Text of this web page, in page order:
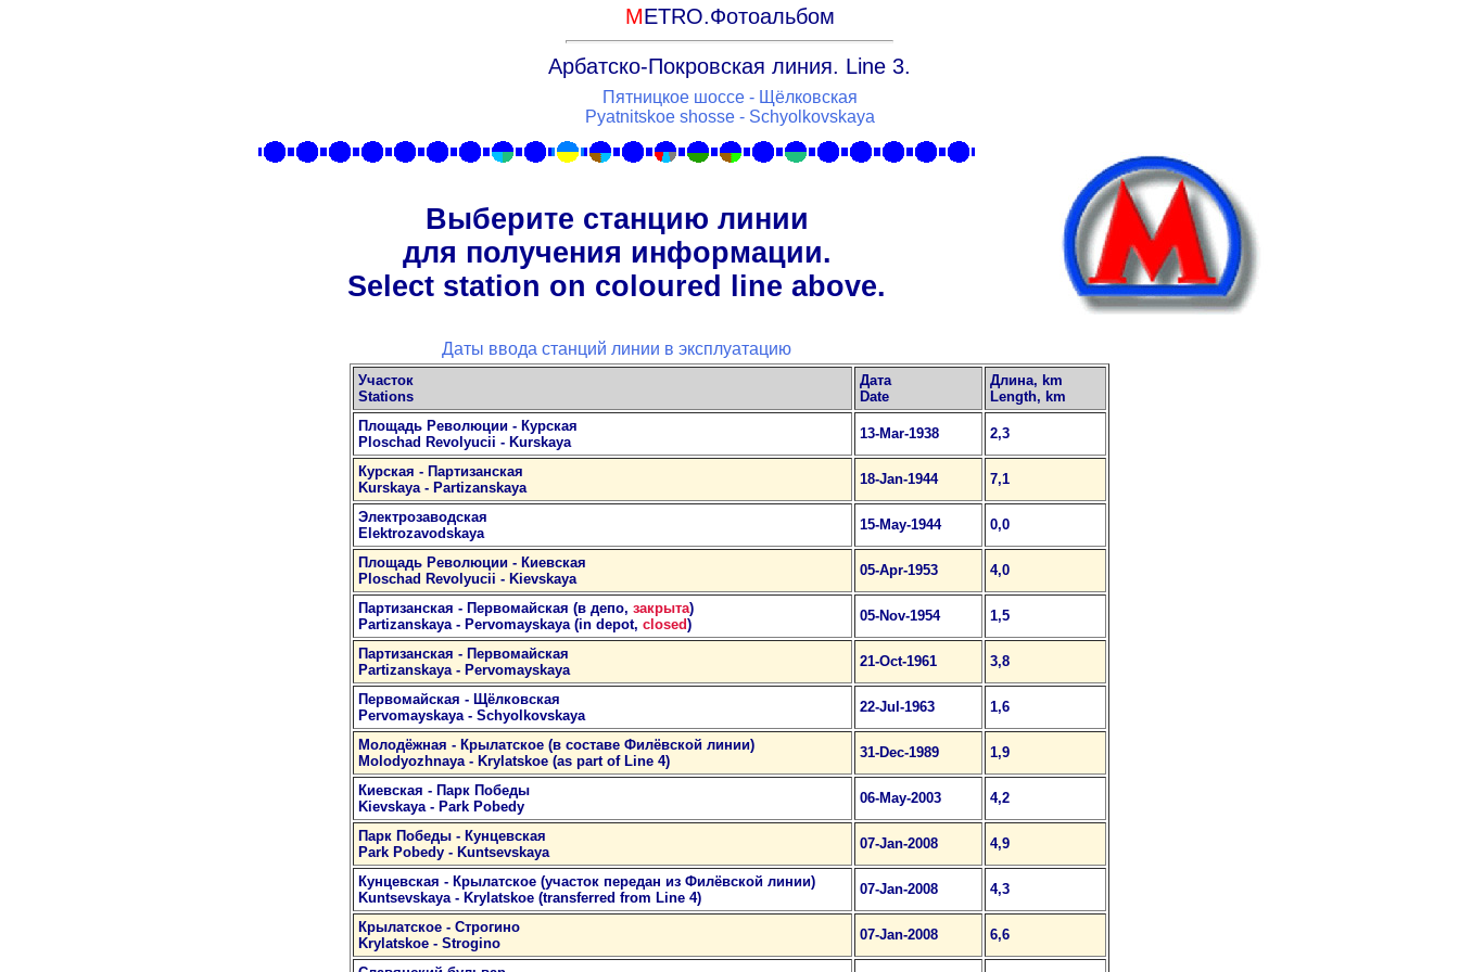
METRO.Фотоальбом
Арбатско-Покровская линия. Line 3.
Пятницкое шоссе - Щёлковская
Pyatnitskoe shosse - Schyolkovskaya
Выберите станцию линии
для получения информации.
Select station on coloured line above.
Даты ввода станций линии в эксплуатацию
Участок
Stations
Дата
Date
Длина, km
Length, km
Площадь Революции - Курская
Ploschad Revolyucii - Kurskaya
13-Mar-1938 2,3
Курская - Партизанская
Kurskaya - Partizanskaya
18-Jan-1944 7,1
Электрозаводская
Elektrozavodskaya
15-May-1944 0,0
Площадь Революции - Киевская
Ploschad Revolyucii - Kievskaya
05-Apr-1953 4,0
Партизанская - Первомайская (в депо, закрыта)
Partizanskaya - Pervomayskaya (in depot, closed)
05-Nov-1954 1,5
Партизанская - Первомайская
Partizanskaya - Pervomayskaya
21-Oct-1961 3,8
Первомайская - Щёлковская
Pervomayskaya - Schyolkovskaya
22-Jul-1963 1,6
Молодёжная - Крылатское (в составе Филёвской линии)
Molodyozhnaya - Krylatskoe (as part of Line 4)
31-Dec-1989 1,9
Киевская - Парк Победы
Kievskaya - Park Pobedy
06-May-2003 4,2
Парк Победы - Кунцевская
Park Pobedy - Kuntsevskaya
07-Jan-2008 4,9
Кунцевская - Крылатское (участок передан из Филёвской линии)
Kuntsevskaya - Krylatskoe (transferred from Line 4)
07-Jan-2008 4,3
Крылатское - Строгино
Krylatskoe - Strogino
07-Jan-2008 6,6